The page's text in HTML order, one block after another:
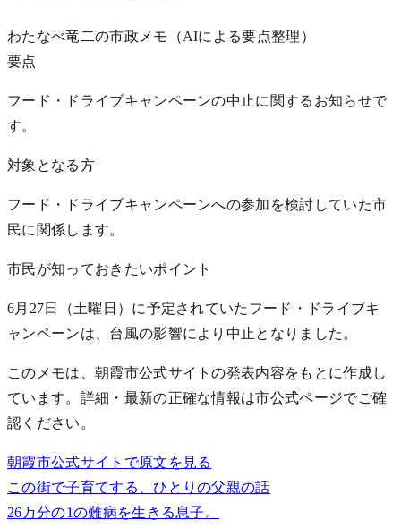
わたなべ竜二の市政メモ（AIによる要点整理）
要点
フード・ドライブキャンペーンの中止に関するお知らせで
す。
対象となる方
フード・ドライブキャンペーンへの参加を検討していた市
民に関係します。
市民が知っておきたいポイント
6月27日（土曜日）に予定されていたフード・ドライブキ
ャンペーンは、台風の影響により中止となりました。
このメモは、朝霞市公式サイトの発表内容をもとに作成し
ています。詳細・最新の正確な情報は市公式ページでご確
認ください。
朝霞市公式サイトで原文を見る
この街で子育てする、ひとりの父親の話
26万分の1の難病を生きる息子。